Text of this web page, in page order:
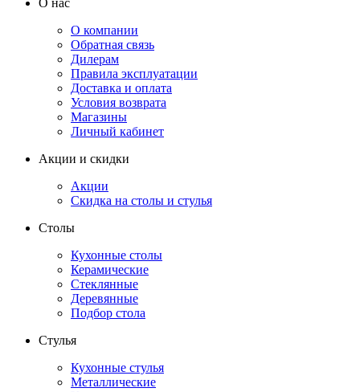
О нас
О компании
Обратная связь
Дилерам
Правила эксплуатации
Доставка и оплата
Условия возврата
Магазины
Личный кабинет
Акции и скидки
Акции
Скидка на столы и стулья
Столы
Кухонные столы
Керамические
Стеклянные
Деревянные
Подбор стола
Стулья
Кухонные стулья
Металлические